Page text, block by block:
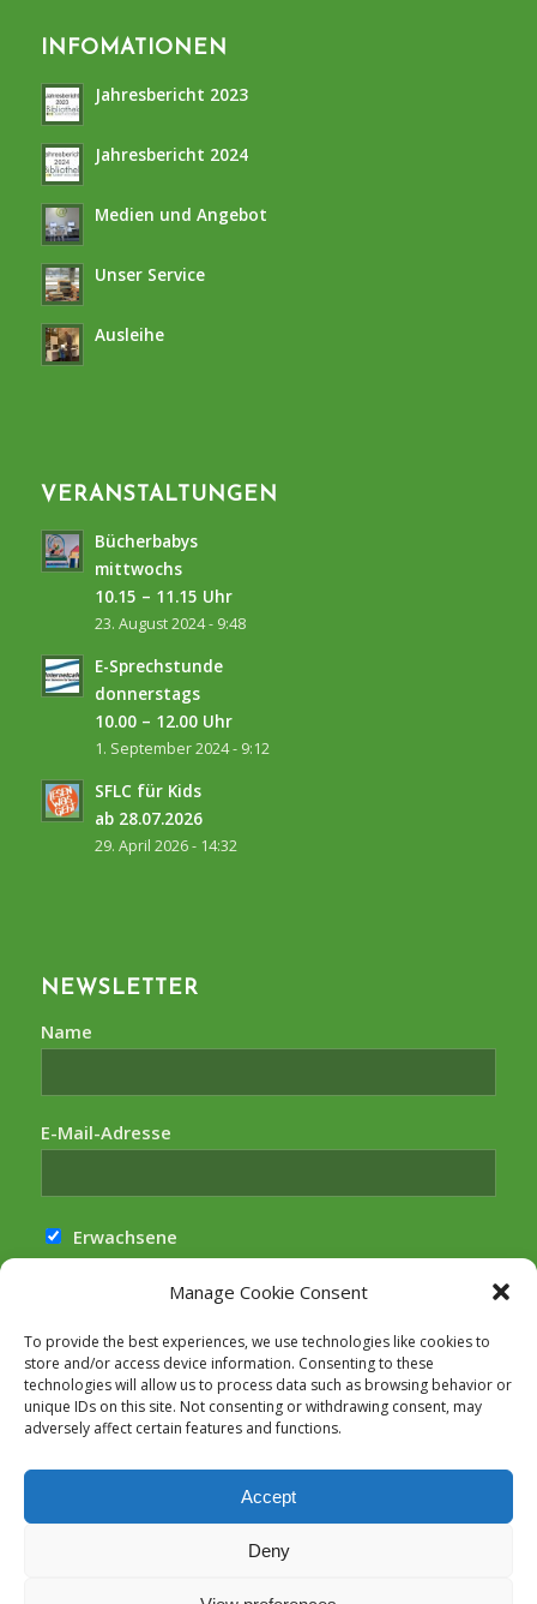
Manage Cookie Consent
To provide the best experiences, we use technologies like cookies to
store and/or access device information. Consenting to these
technologies will allow us to process data such as browsing behavior or
unique IDs on this site. Not consenting or withdrawing consent, may
adversely affect certain features and functions.
Accept
Deny
INFOMATIONEN
Jahresbericht 2023
Jahresbericht 2024
Medien und Angebot
Unser Service
Ausleihe
VERANSTALTUNGEN
Bücherbabys
mittwochs
10.15 – 11.15 Uhr
23. August 2024 - 9:48
E-Sprechstunde
donnerstags
10.00 – 12.00 Uhr
1. September 2024 - 9:12
SFLC für Kids
ab 28.07.2026
29. April 2026 - 14:32
NEWSLETTER
Name
E-Mail-Adresse
Erwachsene
Datenschutzbestimmungen